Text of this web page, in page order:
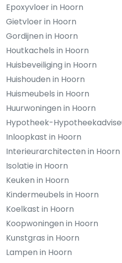
Epoxyvloer in Hoorn
Gietvloer in Hoorn
Gordijnen in Hoorn
Houtkachels in Hoorn
Huisbeveiliging in Hoorn
Huishouden in Hoorn
Huismeubels in Hoorn
Huurwoningen in Hoorn
Hypotheek-
Inloopkast in Hoorn
Interieurarchitecten in Hoorn
Isolatie in Hoorn
Keuken in Hoorn
Kindermeubels in Hoorn
Koelkast in Hoorn
Koopwoningen in Hoorn
Kunstgras in Hoorn
Lampen in Hoorn